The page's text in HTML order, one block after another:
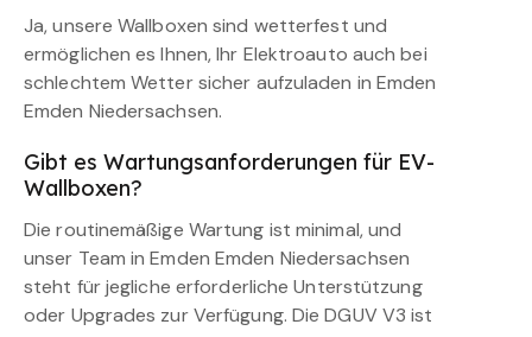
Ja, unsere Wallboxen sind wetterfest und
ermöglichen es Ihnen, Ihr Elektroauto auch bei
schlechtem Wetter sicher aufzuladen in Emden
Emden Niedersachsen.
Gibt es Wartungsanforderungen für EV-
Wallboxen?
Die routinemäßige Wartung ist minimal, und
unser Team in Emden Emden Niedersachsen
steht für jegliche erforderliche Unterstützung
oder Upgrades zur Verfügung. Die DGUV V3 ist